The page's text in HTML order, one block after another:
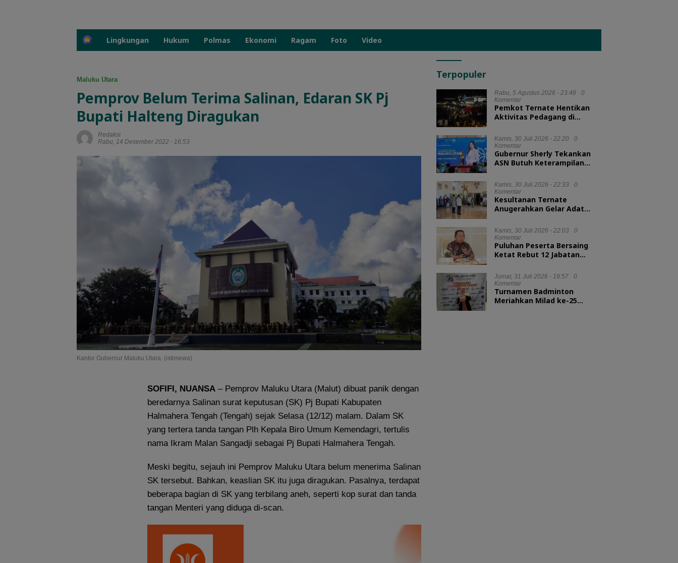
H
Lingkungan Hukum Polmas Ekonomi Ragam Foto Video
Maluku Utara
Pemprov Belum Terima Salinan, Edaran SK Pj
Bupati Halteng Diragukan
Redaksi
Rabu, 14 Desember 2022 - 16:53
Kantor Gubernur Maluku Utara. (istimewa)
SOFIFI, NUANSA – Pemprov Maluku Utara (Malut) dibuat panik dengan
beredarnya Salinan surat keputusan (SK) Pj Bupati Kabupaten
Halmahera Tengah (Tengah) sejak Selasa (12/12) malam. Dalam SK
yang tertera tanda tangan Plh Kepala Biro Umum Kemendagri, tertulis
nama Ikram Malan Sangadji sebagai Pj Bupati Halmahera Tengah.
Meski begitu, sejauh ini Pemprov Maluku Utara belum menerima Salinan
SK tersebut. Bahkan, keaslian SK itu juga diragukan. Pasalnya, terdapat
beberapa bagian di SK yang terbilang aneh, seperti kop surat dan tanda
tangan Menteri yang diduga di-scan.
Terpopuler
Rabu, 5 Agustus 2026 - 23:48
0
Komentar
Pemkot Ternate Hentikan
Aktivitas Pedagang di
RI
Kamis, 30 Juli 2026 - 22:20
0
Komentar
Gubernur Sherly Tekankan
ASN Butuh Keterampilan
Kamis, 30 Juli 2026 - 22:33
0
Komentar
Kesultanan Ternate
Anugerahkan Gelar Adat
Kepala LAN RI
Kamis, 30 Juli 2026 - 22:03
0
Komentar
Puluhan Peserta Bersaing
Ketat Rebut 12 Jabatan
Jumat, 31 Juli 2026 - 19:57
0
Komentar
Turnamen Badminton
Meriahkan Milad ke-25